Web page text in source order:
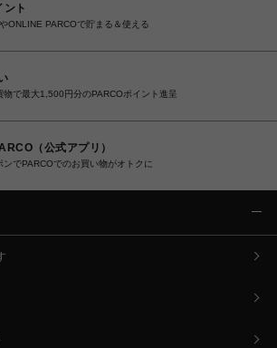
ント
ONLINE PARCOで貯まる＆使える
物で最大1,500円分のPARCOポイント進呈
（公式アプリ）
ンでPARCOでのお買い物がオトクに